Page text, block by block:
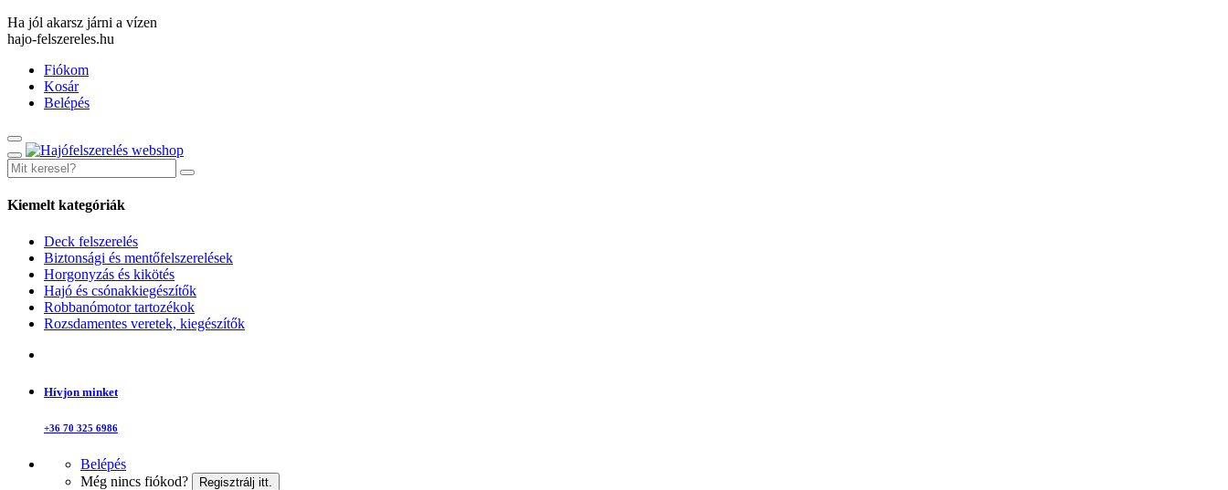
Ha jól akarsz járni a vízen
hajo-felszereles.hu
Fiókom
Kosár
Belépés
Kiemelt kategóriák
Deck felszerelés
Biztonsági és mentőfelszerelések
Horgonyzás és kikötés
Hajó és csónakkiegészítők
Robbanómotor tartozékok
Rozsdamentes veretek, kiegészítők
Hívjon minket
+36 70 325 6986
Belépés
Még nincs fiókod?
Regisztrálj itt.